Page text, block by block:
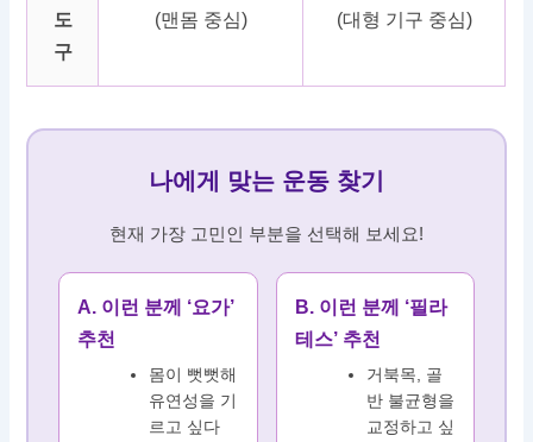
도
구
(맨몸 중심)
(대형 기구 중심)
나에게 맞는 운동 찾기
현재 가장 고민인 부분을 선택해 보세요!
A. 이런 분께 ‘요가’
추천
몸이 뻣뻣해
유연성을 기
르고 싶다
B. 이런 분께 ‘필라
테스’ 추천
거북목, 골
반 불균형을
교정하고 싶